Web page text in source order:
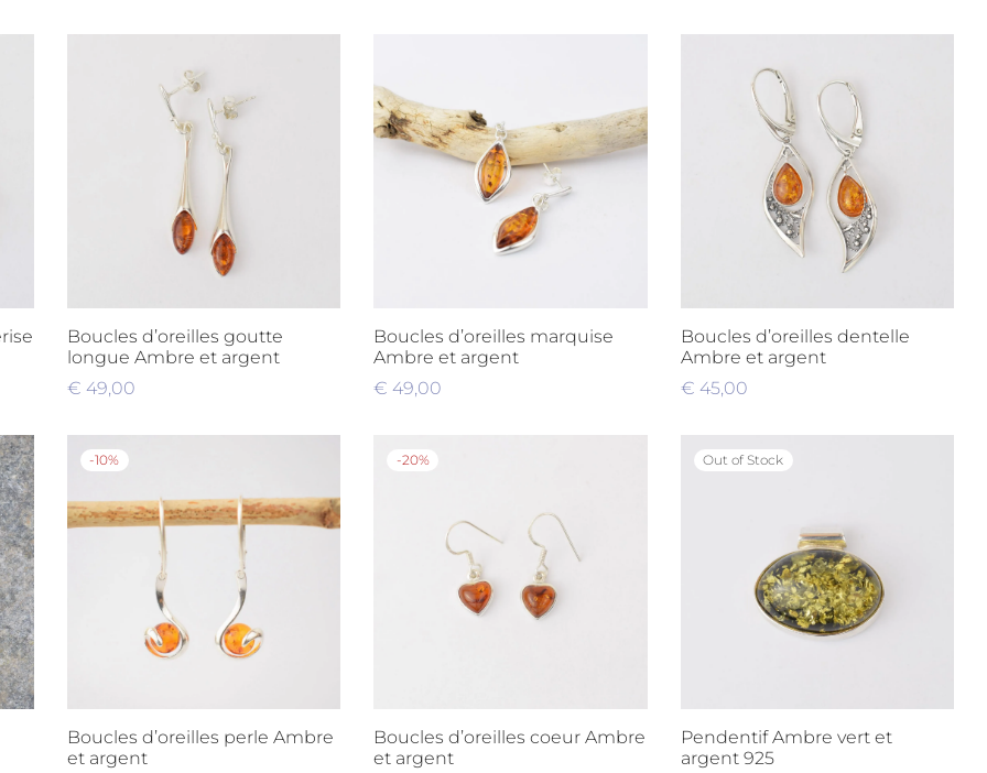
€ 25,00.
€ 20,00.
Boucles d’oreilles goutte
longue Ambre et argent
€ 49,00
Boucles d’oreilles marquise
Ambre et argent
€ 49,00
Boucles d’oreilles dentelle
Ambre et argent
€ 45,00
-10%
Boucles d’oreilles perle Ambre
et argent
-20%
Boucles d’oreilles coeur Ambre
et argent
Out of Stock
Pendentif Ambre vert et
argent 925